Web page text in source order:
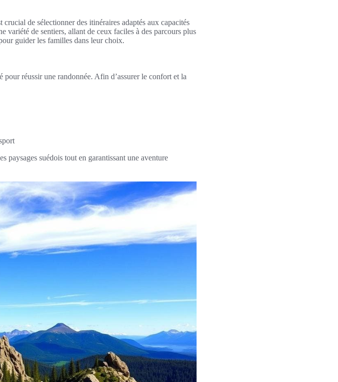
crucial de sélectionner des itinéraires adaptés aux capacités
variété de sentiers, allant de ceux faciles à des parcours plus
guider les familles dans leur choix.
pour réussir une randonnée. Afin d’assurer le confort et la
paysages suédois tout en garantissant une aventure